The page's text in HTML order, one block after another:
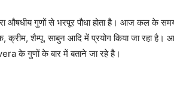
औषधीय गुणों से भरपूर पौधा होता है। आज कल के
शैम्पू, साबुन आदि में प्रयोग किया जा रहा है।
के गुणों के बार में बताने जा रहे है।